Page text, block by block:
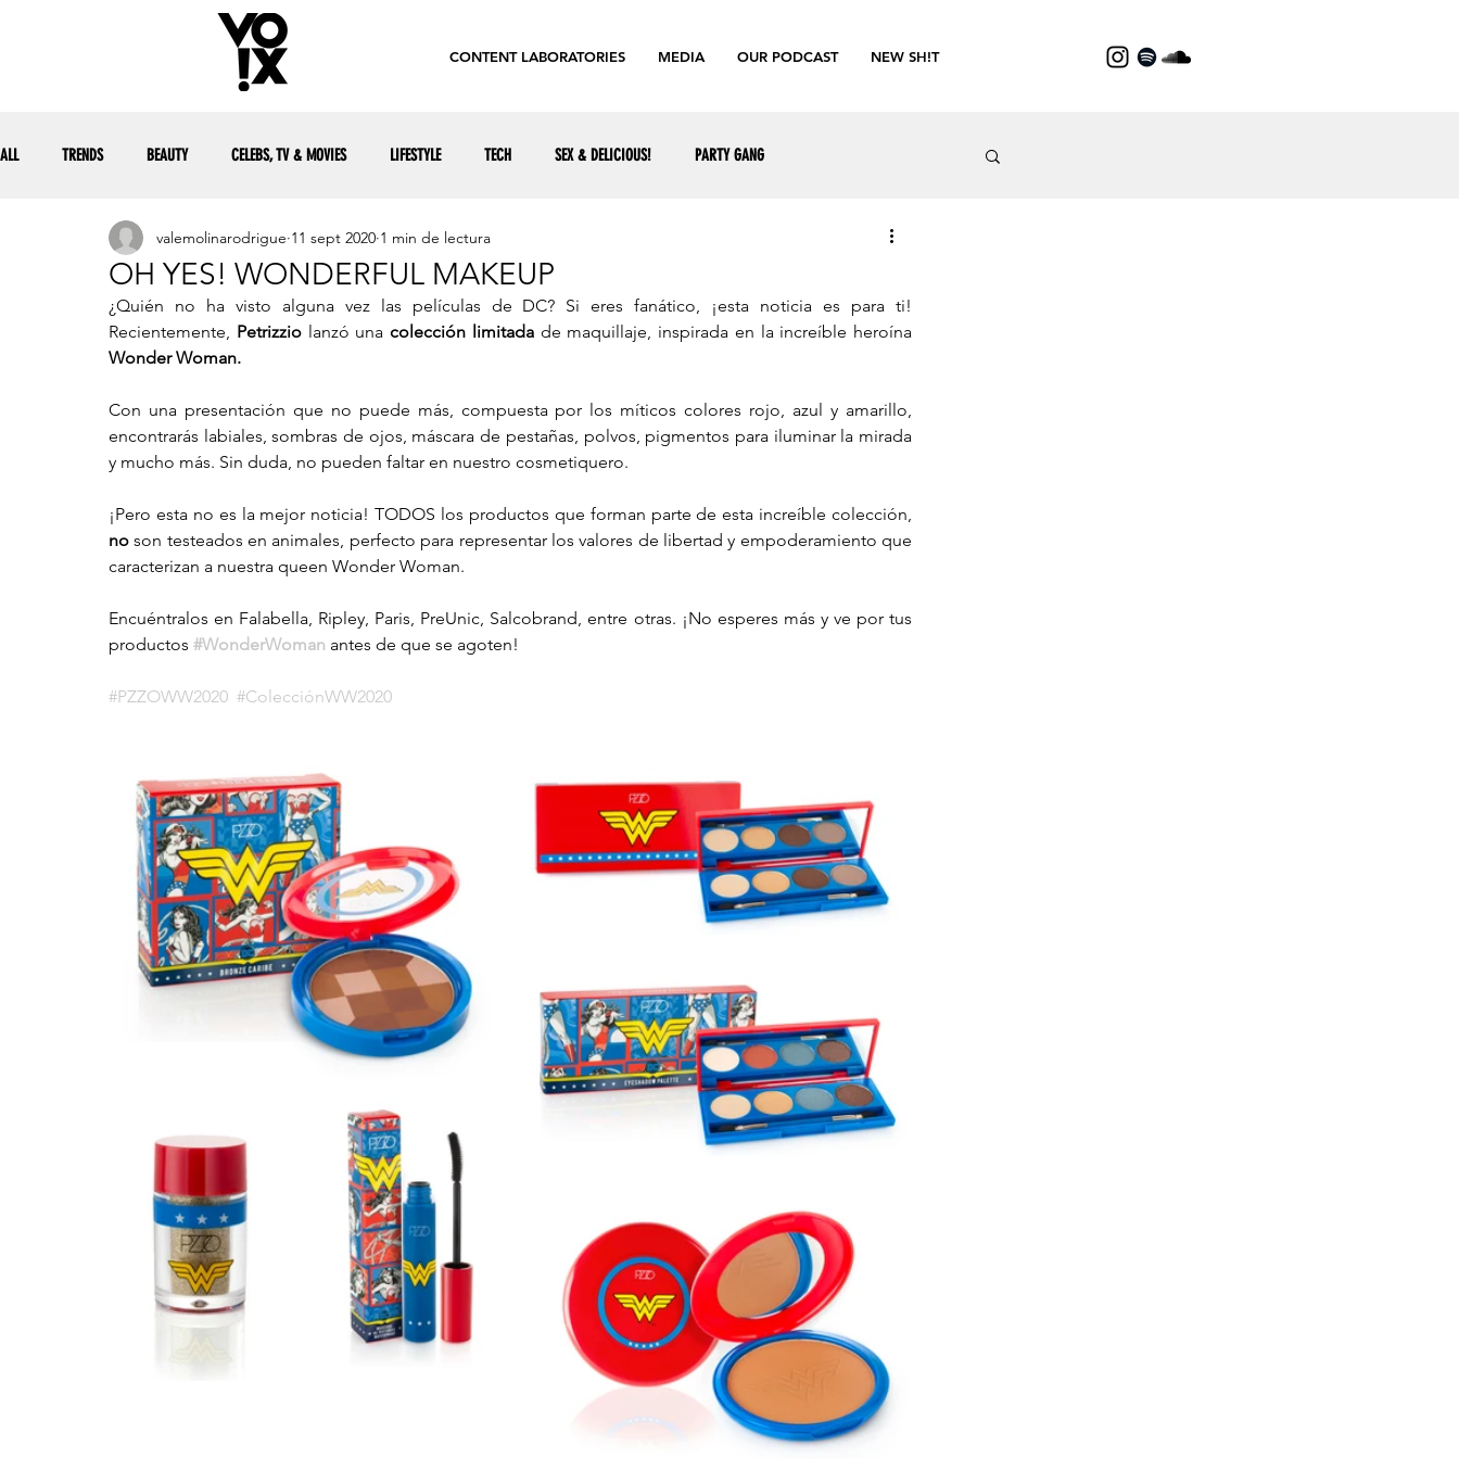
CONTENT LABORATORIES MEDIA OUR PODCAST NEW SH!T
ALL TRENDS BEAUTY CELEBS, TV & MOVIES LIFESTYLE TECH SEX & DELICIOUS! PARTY GANG
OH YES! WONDERFUL MAKEUP
valemolinarodrigue 11 sept 2020 1 min de lectura
¿Quién no ha visto alguna vez las películas de DC? Si eres fanático, ¡esta noticia es para ti!
Recientemente, Petrizzio lanzó una colección limitada
Wonder Woman.
Con una presentación que no puede más, compuesta por los míticos colores rojo, azul y amarillo,
encontrarás labiales, sombras de ojos, máscara de pestañas, polvos, pigmentos para iluminar la mirada
y mucho más. Sin duda, no pueden faltar en nuestro cosmetiquero.
no son testeados en animales, perfecto para representar los valores de libertad y empoderamiento que
caracterizan a nuestra queen Wonder Woman.
Encuéntralos en Falabella, Ripley, Paris, PreUnic, Salcobrand, entre otras. ¡No esperes más y ve por tus
productos #WonderWoman antes de que se agoten!
#PZZOWW2020 #ColecciónWW2020